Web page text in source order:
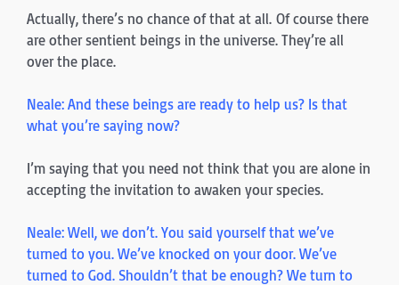
Actually, there’s no chance of that at all. Of course there
are other sentient beings in the universe. They’re all
over the place.
Neale: And these beings are ready to help us? Is that
what you’re saying now?
I’m saying that you need not think that you are alone in
accepting the invitation to awaken your species.
Neale: Well, we don’t. You said yourself that we’ve
turned to you. We’ve knocked on your door. We’ve
turned to God. Shouldn’t that be enough? We turn to